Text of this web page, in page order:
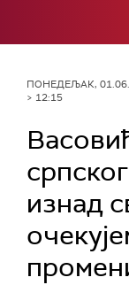
ПОНЕДЕЉАК,
> 12:15
изнад